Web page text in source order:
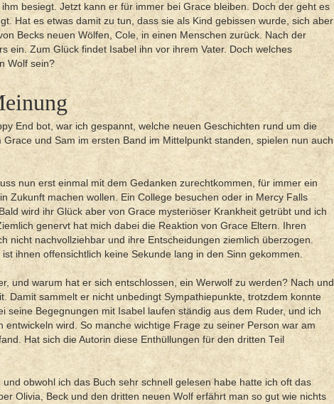
besiegt. Jetzt kann er für immer bei Grace bleiben. Doch der geht es
Hat es etwas damit zu tun, dass sie als Kind gebissen wurde, sich aber
Becks neuen Wölfen, Cole, in einen Menschen zurück. Nach der
ein. Zum Glück findet Isabel ihn vor ihrem Vater. Doch welches
Wolf sein?
End bot, war ich gespannt, welche neuen Geschichten rund um die
und Sam im ersten Band im Mittelpunkt standen, spielen nun auch
nun erst einmal mit dem Gedanken zurechtkommen, für immer ein
Zukunft machen wollen. Ein College besuchen oder in Mercy Falls
wird ihr Glück aber von Grace mysteriöser Krankheit getrübt und ich
genervt hat mich dabei die Reaktion von Grace Eltern. Ihren
nachvollziehbar und ihre Entscheidungen ziemlich überzogen.
ihnen offensichtlich keine Sekunde lang in den Sinn gekommen.
und warum hat er sich entschlossen, ein Werwolf zu werden? Nach und
Damit sammelt er nicht unbedingt Sympathiepunkte, trotzdem konnte
seine Begegnungen mit Isabel laufen ständig aus dem Ruder, und ich
wird. So manche wichtige Frage zu seiner Person war am
Hat sich die Autorin diese Enthüllungen für den dritten Teil
obwohl ich das Buch sehr schnell gelesen habe hatte ich oft das
Olivia, Beck und den dritten neuen Wolf erfährt man so gut wie nichts